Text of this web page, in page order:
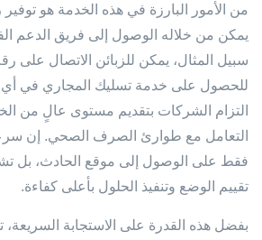
من الأمور البارزة في هذه الخدمة هو
يمكن من خلاله الوصول إلى فريق الدعم
سبيل المثال، يمكن للزبائن الاتصال على
للحصول على خدمة تسليك المجاري في
التزام الشركات بتقديم مستوى عالٍ من
التعامل مع طوارئ الصرف الصحي. إن سرعة
فقط على الوصول إلى موقع الحادث، بل
تقييم الوضع وتنفيذ الحلول بأعلى كفاءة.
بفضل هذه القدرة على الاستجابة